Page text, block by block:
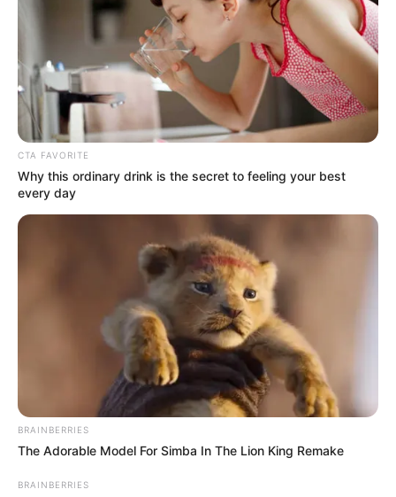
ΤΑ ΠΙΟ ΔΗΜΟΦΙΛΗ
CTA FAVORITE
Why this ordinary drink is the secret to feeling your best
every day
BRAINBERRIES
The Adorable Model For Simba In The Lion King Remake
BRAINBERRIES